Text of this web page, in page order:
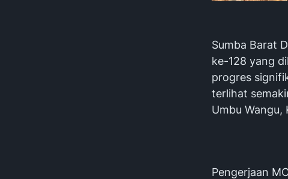
Sumba Barat
ke-128 yang
progres
terlihat
Umbu Wangu,
Pengerjaan